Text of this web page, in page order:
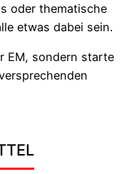
oder thematische
etwas dabei sein.
EM, sondern starte